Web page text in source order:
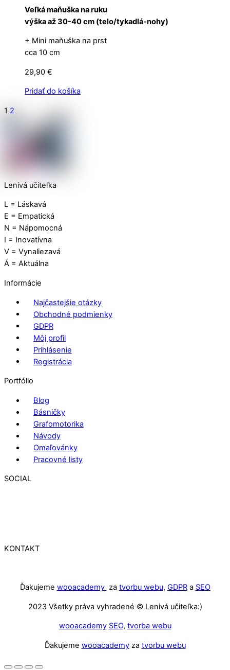
Veľká maňuška na ruku
výška až 30-40 cm (telo/tykadlá-nohy)
+ Mini maňuška na prst
cca 10 cm
29,90 €
Pridať do košíka
1 2
Lenivá učiteľka
L = Láskavá
E = Empatická
N = Nápomocná
I = Inovatívna
V = Vynaliezavá
Á = Aktuálna
Informácie
Najčastejšie otázky
Obchodné podmienky
GDPR
Môj profil
Prihlásenie
Registrácia
Portfólio
Blog
Básničky
Grafomotorika
Návody
Omaľovánky
Pracovné listy
SOCIAL
KONTAKT
Ďakujeme wooacademy za tvorbu webu, GDPRa SEO
2023 Všetky práva vyhradené © Lenivá učiteľka:)
wooacademy SEO, tvorba webu
Ďakujeme wooacademyza tvorbu webu